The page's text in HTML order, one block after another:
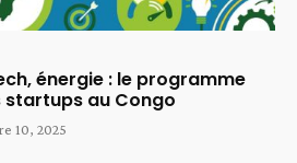
énergie : le programme
startups au Congo
10, 2025